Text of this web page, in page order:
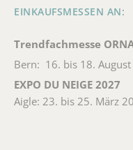
EINKAUFSMESSEN AN:
Trendfachmesse
Bern: 16. bis 18.
EXPO DU NEIGE 2027
Aigle: 23. bis 25. März